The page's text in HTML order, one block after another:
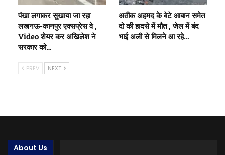
पंखा लगाकर सुखाया जा रहा
लखनऊ-कानपुर एक्सप्रेस वे ,
Video शेयर कर अखिलेश ने
सरकार को…
अतीक अहमद के बेटे आबान समेत
दो की हादसे में मौत , जेल में बंद
भाई अली से मिलने आ रहे…
PREV NEXT
About Us